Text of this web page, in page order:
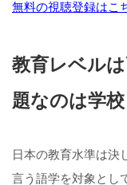
無料の視聴登録はこ
教育レベル
題なのは学校
日本の教育水準は決
言う語学を対象とし